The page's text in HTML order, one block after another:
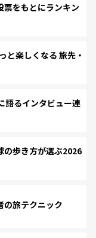
をもとにランキン
楽しくなる 旅先・
語るインタビュー連
の歩き方が選ぶ2026
の旅テクニック